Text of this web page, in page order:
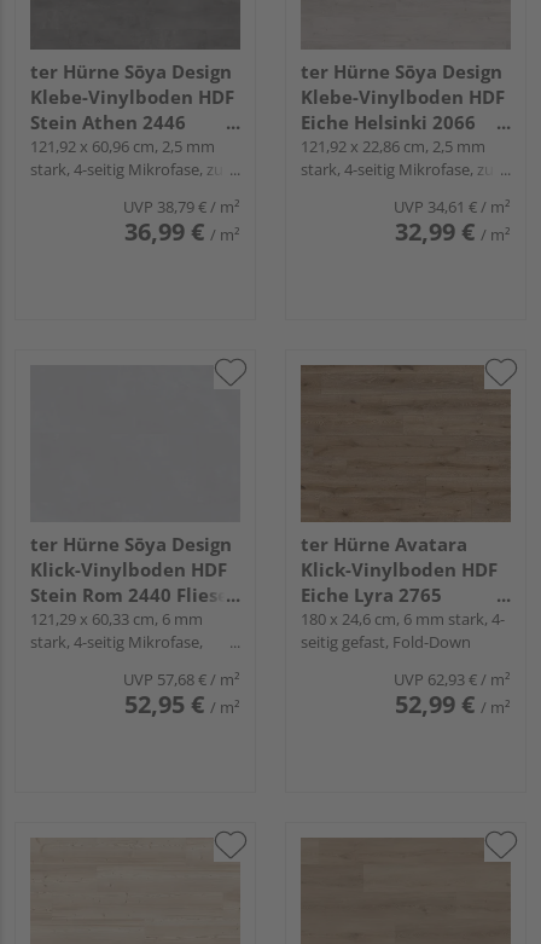
ter Hürne Sōya Design
Klebe-Vinylboden HDF
Stein Athen 2446
Fliese - STONE EDITION
121,92 x 60,96 cm, 2,5 mm
stark, 4-seitig Mikrofase, zum
UVP 38,79 €/ m²
36,99 € / m²
ter Hürne Sōya Design
Klebe-Vinylboden HDF
Eiche Helsinki 2066
Landhausdiele - WOOD
EDITION
121,92 x 22,86 cm, 2,5 mm
stark, 4-seitig Mikrofase, zum
UVP 34,61 €/ m²
32,99 € / m²
ter Hürne Sōya Design
Klick-Vinylboden HDF
Stein Rom 2440 Fliese -
STONE EDITION
121,29 x 60,33 cm, 6 mm
stark, 4-seitig Mikrofase,
UVP 57,68 €/ m²
52,95 € / m²
ter Hürne Avatara
Klick-Vinylboden HDF
Eiche Lyra 2765
Landhausdiele - WOOD
EDITION
180 x 24,6 cm, 6 mm stark, 4-
seitig gefast, Fold-Down
UVP 62,93 €/ m²
52,99 € / m²